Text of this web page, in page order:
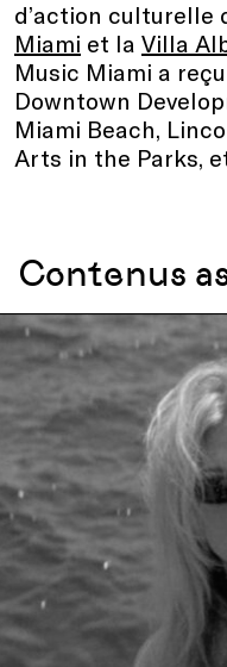
d’action culturelle
Miami et la Villa
Music Miami a
Downtown
Miami Beach,
Arts in the Parks,
Contenus